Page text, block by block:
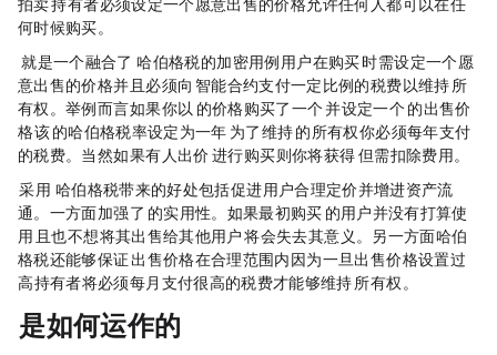
何时候购买。
Orb Land 就是一个融合了 Harberger 哈伯格税的加密用例，用户在购买 Orb 时需设定一个愿
意出售的价格，并且必须向 Orb 智能合约支付一定比例的税费以维持 Orb 所
有权。举例而言，如果你以 1 ETH 的价格购买了一个 Orb，并设定一个 2 ETH 的出售价
格，该 Orb 的哈伯格税率设定为一年 150% ，为了维持 Orb 的所有权，你必须每年支付 2 × 150% = 3 ETH
的税费。当然，如果有人出价 2 ETH 进行购买，则你将获得 2 ETH，但需扣除费用。
Orb 采用 Harberger 哈伯格税带来的好处包括促进用户合理定价并增进资产流
通。一方面，加强了 Orb 的实用性。如果最初购买 Orb 的用户并没有打算使
用 Orb，且也不想将其出售给其他用户，Orb 将会失去其意义。另一方面，哈伯
格税还能够保证 Orb 出售价格在合理范围内，因为一旦出售价格设置过
高，持有者将必须每月支付很高的税费才能够维持 Orb 所有权。
Orb 是如何运作的？